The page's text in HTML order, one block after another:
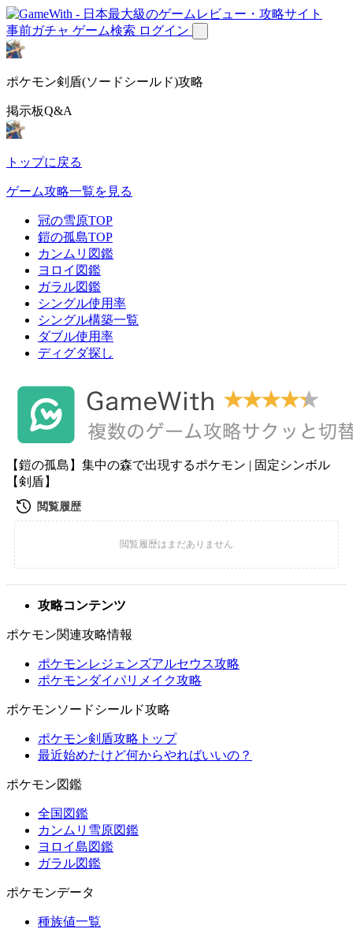
事前ガチャ ゲーム検索 ログイン
ポケモン剣盾(ソードシールド)攻略
掲示板Q&A
トップに戻る
ゲーム攻略一覧を見る
冠の雪原TOP
鎧の孤島TOP
カンムリ図鑑
ヨロイ図鑑
ガラル図鑑
シングル使用率
シングル構築一覧
ダブル使用率
ディグダ探し
【鎧の孤島】集中の森で出現するポケモン | 固定シンボル
【剣盾】
攻略コンテンツ
ポケモン関連攻略情報
ポケモンレジェンズアルセウス攻略
ポケモンダイパリメイク攻略
ポケモンソードシールド攻略
ポケモン剣盾攻略トップ
最近始めたけど何からやればいいの？
ポケモン図鑑
全国図鑑
カンムリ雪原図鑑
ヨロイ島図鑑
ガラル図鑑
ポケモンデータ
種族値一覧